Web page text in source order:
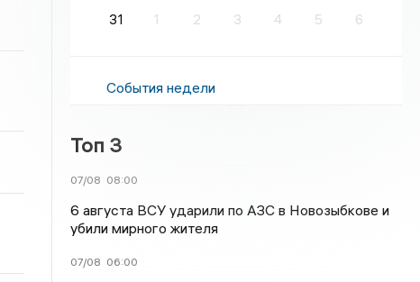
31
1 2 3 4 5 6
События недели
Топ 3
07/08 08:00
6 августа ВСУ ударили по АЗС в Новозыбкове и
убили мирного жителя
07/08 06:00